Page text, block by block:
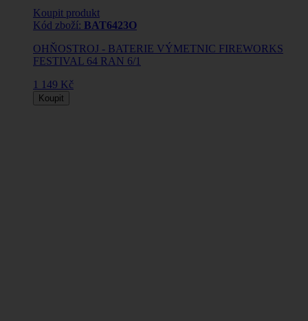
Koupit produkt
Kód zboží: BAT6423O
OHŇOSTROJ - BATERIE VÝMETNIC FIREWORKS
FESTIVAL 64 RAN 6/1
1 149 Kč
Koupit